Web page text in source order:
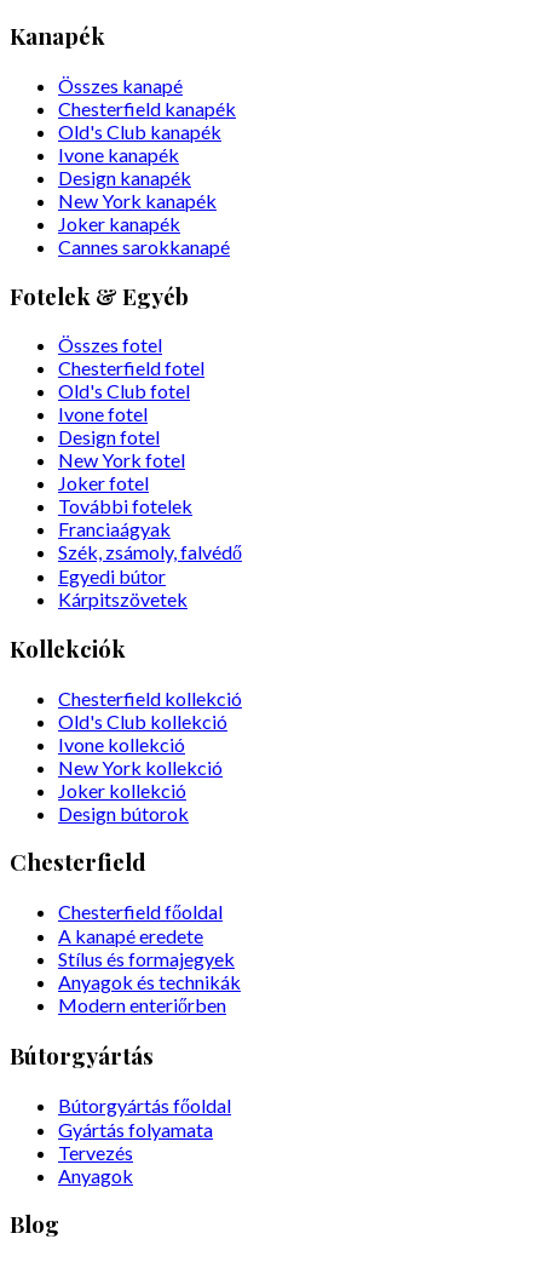
Kanapék
Összes kanapé
Chesterfield kanapék
Old's Club kanapék
Ivone kanapék
Design kanapék
New York kanapék
Joker kanapék
Cannes sarokkanapé
Fotelek & Egyéb
Összes fotel
Chesterfield fotel
Old's Club fotel
Ivone fotel
Design fotel
New York fotel
Joker fotel
További fotelek
Franciaágyak
Szék, zsámoly, falvédő
Egyedi bútor
Kárpitszövetek
Kollekciók
Chesterfield kollekció
Old's Club kollekció
Ivone kollekció
New York kollekció
Joker kollekció
Design bútorok
Chesterfield
Chesterfield főoldal
A kanapé eredete
Stílus és formajegyek
Anyagok és technikák
Modern enteriőrben
Bútorgyártás
Bútorgyártás főoldal
Gyártás folyamata
Tervezés
Anyagok
Blog